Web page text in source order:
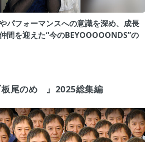
パフォーマンスへの意識を深め、成長
間を迎えた“今のBEYOOOOONDS”の
板尾のめ゙』2025総集編